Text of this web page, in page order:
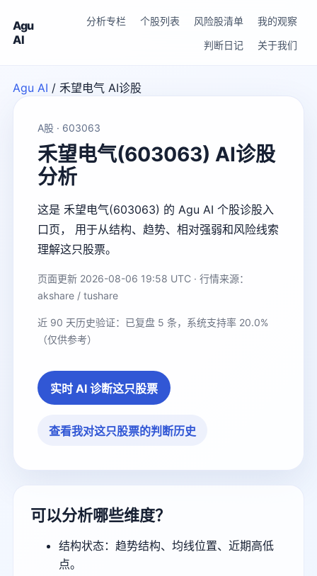
Agu
AI
分析专栏 个股列表 风险股清单
我的观察
判断日记
关于我们
Agu AI / 禾望电气 AI诊股
A股 · 603063
禾望电气(603063) AI诊股
分析
这是 禾望电气(603063) 的 Agu AI 个股诊股入
口页， 用于从结构、趋势、相对强弱和风险线索
理解这只股票。
页面更新 2026-08-06 19:58 UTC · 行情来源：
akshare / tushare
近 90 天历史验证：已复盘 5 条，系统支持率 20.0%
（仅供参考）
实时 AI 诊断这只股票
查看我对这只股票的判断历史
可以分析哪些维度？
结构状态：趋势结构、均线位置、近期高低
点。